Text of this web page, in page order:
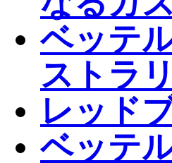
ベッテ
ストラ
レッド
ベッテ